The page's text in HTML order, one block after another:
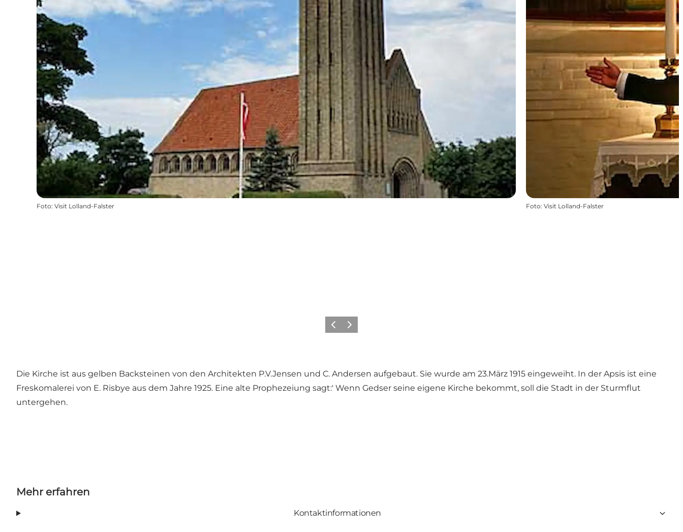
Foto: Visit Lolland-Falster Foto: Visit Lolland-Falster
ZurückWeiter
Die Kirche ist aus gelben Backsteinen von den Architekten P.V.Jensen und C. Andersen aufgebaut. Sie wurde am 23.März 1915 eingeweiht. In der Apsis ist eine
Freskomalerei von E. Risbye aus dem Jahre 1925. Eine alte Prophezeiung sagt:' Wenn Gedser seine eigene Kirche bekommt, soll die Stadt in der Sturmflut
untergehen.
Mehr erfahren
Kontaktinformationen